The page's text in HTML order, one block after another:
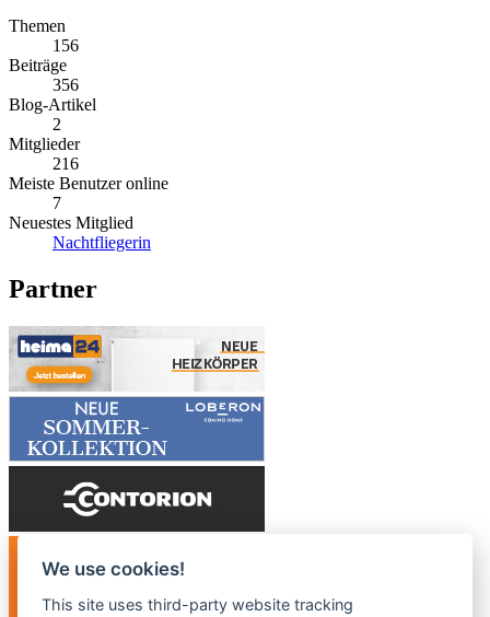
Themen
156
Beiträge
356
Blog-Artikel
2
Mitglieder
216
Meiste Benutzer online
7
Neuestes Mitglied
Nachtfliegerin
Partner
We use cookies!
This site uses third-party website tracking